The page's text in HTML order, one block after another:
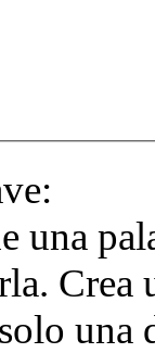
una
Crea
una